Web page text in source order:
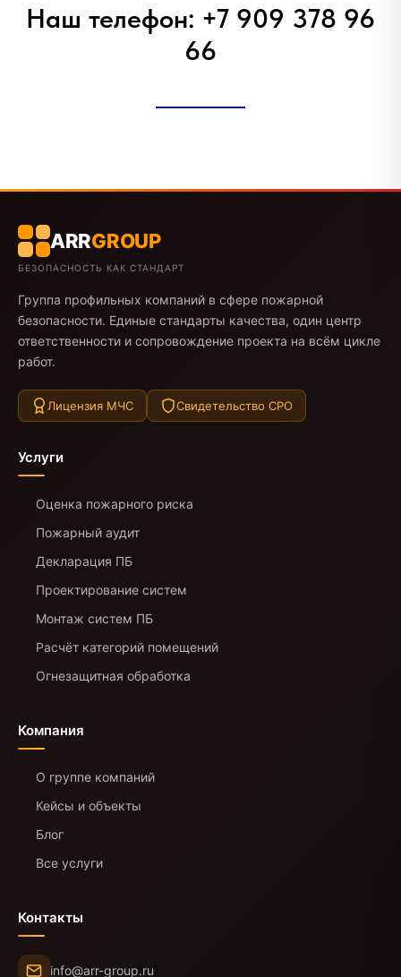
Наш телефон: +7 909 378 96
66
ARRGROUP
БЕЗОПАСНОСТЬ КАК СТАНДАРТ
Группа профильных компаний в сфере пожарной
безопасности. Единые стандарты качества, один центр
ответственности и сопровождение проекта на всём цикле
работ.
Лицензия МЧС Свидетельство СРО
Услуги
Оценка пожарного риска
Пожарный аудит
Декларация ПБ
Проектирование систем
Монтаж систем ПБ
Расчёт категорий помещений
Огнезащитная обработка
Компания
О группе компаний
Кейсы и объекты
Блог
Все услуги
Контакты
info@arr-group.ru